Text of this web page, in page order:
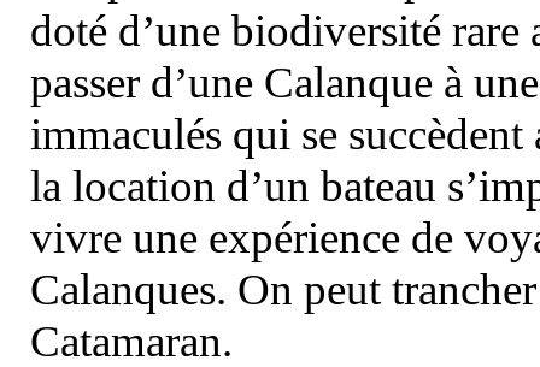
doté d’une biodiversité
passer d’une Calanque à
immaculés qui se
la location d’un bateau
vivre une expérience de
Calanques. On peut
Catamaran.